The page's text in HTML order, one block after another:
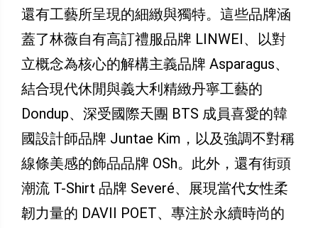
還有工藝所呈現的細緻與獨特。這些品牌涵
蓋了林薇自有高訂禮服品牌 LINWEI、以對
立概念為核心的解構主義品牌 Asparagus、
結合現代休閒與義大利精緻丹寧工藝的
Dondup、深受國際天團 BTS 成員喜愛的韓
國設計師品牌 Juntae Kim，以及強調不對稱
線條美感的飾品品牌 OSh。此外，還有街頭
潮流 T-Shirt 品牌 Severé、展現當代女性柔
韌力量的 DAVII POET、專注於永續時尚的